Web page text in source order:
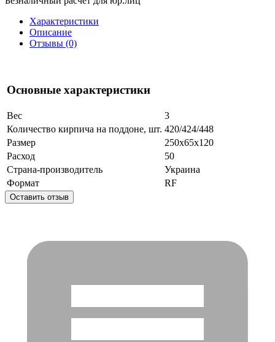
Характеристики
Описание
Отзывы (0)
Основные характеристики
Вес
3
Количество кирпича на поддоне, шт. 420/424/448
Размер
250x65x120
Расход
50
Страна-производитель
Украина
Формат
RF
Оставить отзыв